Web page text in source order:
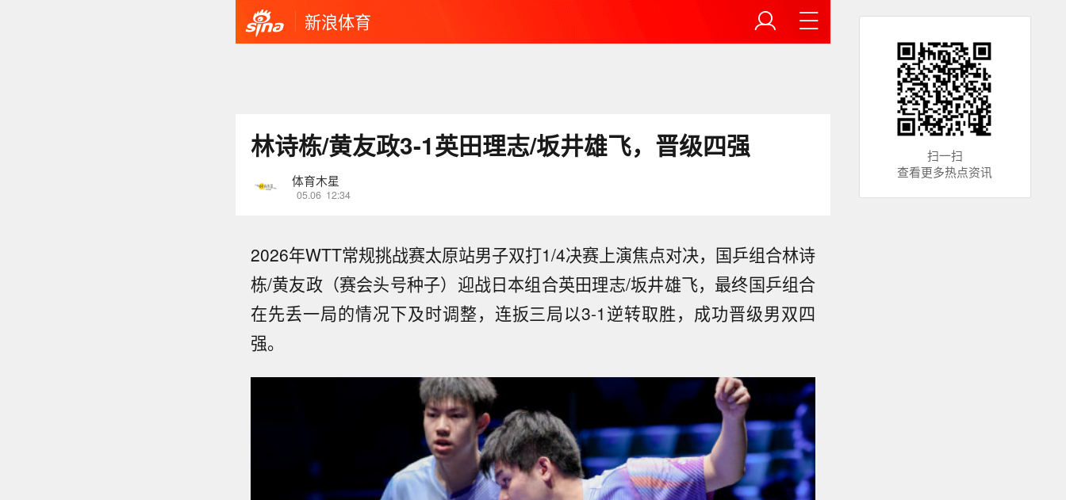
新浪体育
林诗栋/黄友政3-1英田理志/坂井雄飞，晋级四强
体育木星
05.06 12:34
2026年WTT常规挑战赛太原站男子双打1/4决赛上演焦点对决，国乒组合林诗
栋/黄友政（赛会头号种子）迎战日本组合英田理志/坂井雄飞，最终国乒组合
在先丢一局的情况下及时调整，连扳三局以3-1逆转取胜，成功晋级男双四
强。
扫一扫
查看更多热点资讯